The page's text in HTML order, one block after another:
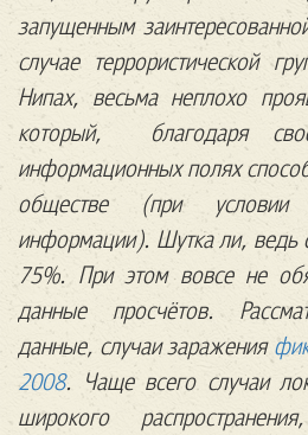
запущенным
случае террористической
Нипах, весьма неплохо
который, благодаря
информационных полях
обществе (при
информации). Шутка ли, ведь
75%. При этом вовсе не
данные просчётов.
данные, случаи заражения
2008. Чаще всего случаи
широкого